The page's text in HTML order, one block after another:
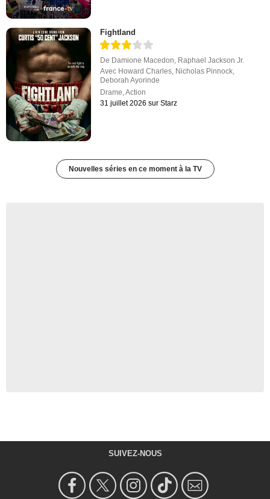
Fightland
De Damione Macedon, Raphael Jackson Jr.
Avec Howard Charles, Nicholas Pinnock,
Deborah Ayorinde
Drame,Action
31 juillet 2026 sur Starz
Nouvelles séries en ce moment à la TV
SUIVEZ-NOUS